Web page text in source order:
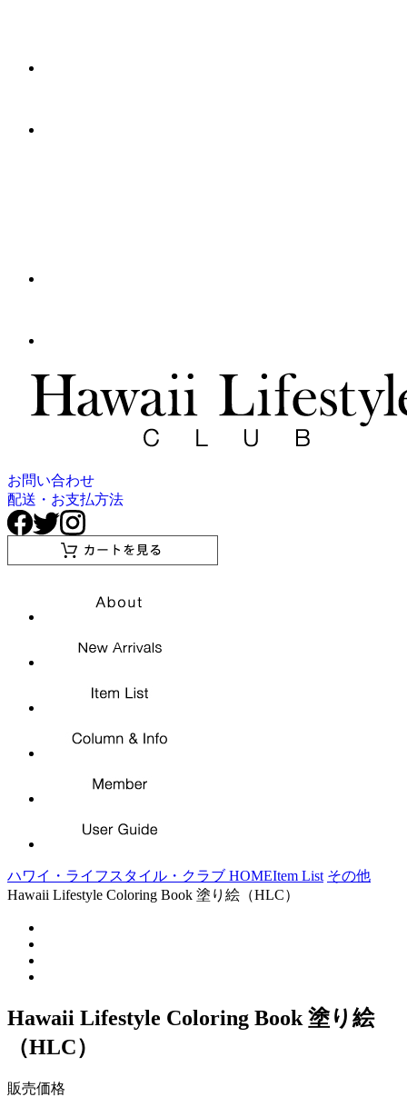
お問い合わせ
配送・お支払方法
ハワイ・ライフスタイル・クラブ HOMEItem List その他
Hawaii Lifestyle Coloring Book 塗り絵（HLC）
Hawaii Lifestyle Coloring Book 塗り絵
（HLC）
販売価格